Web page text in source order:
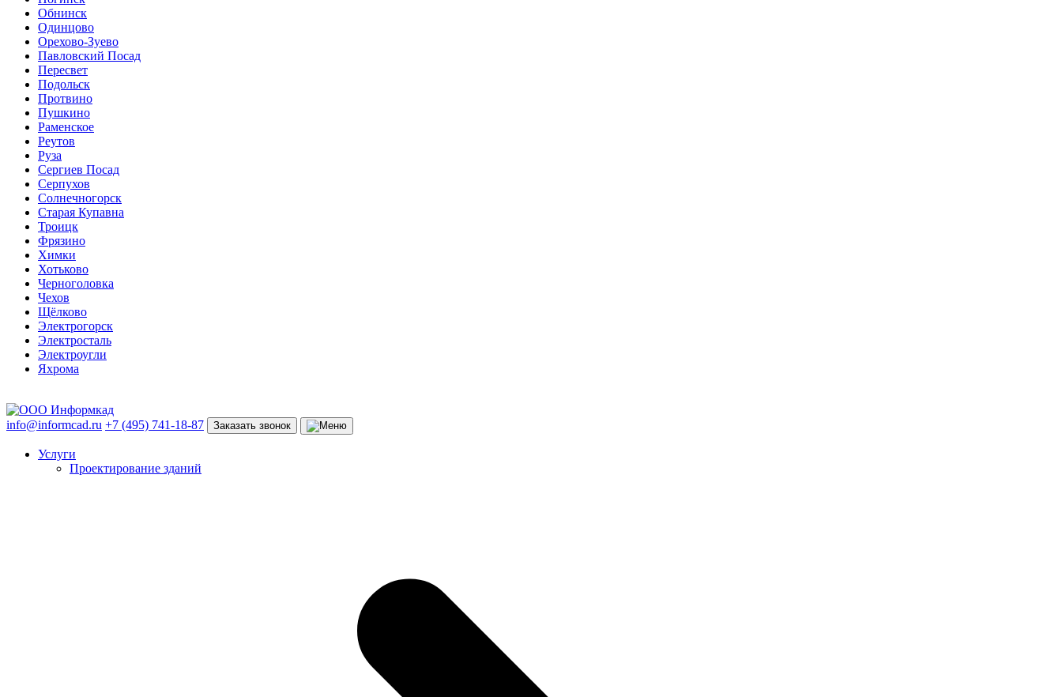
Обнинск
Одинцово
Орехово-Зуево
Павловский Посад
Пересвет
Подольск
Протвино
Пушкино
Раменское
Реутов
Руза
Сергиев Посад
Серпухов
Солнечногорск
Старая Купавна
Троицк
Фрязино
Химки
Хотьково
Черноголовка
Чехов
Щёлково
Электрогорск
Электросталь
Электроугли
Яхрома
info@informcad.ru +7 (495) 741-18-87 Заказать звонок
Услуги
Проектирование зданий